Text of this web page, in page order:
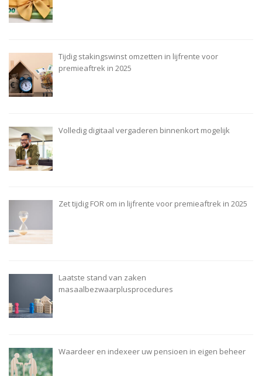
Tijdig stakingswinst omzetten in lijfrente voor
premieaftrek in 2025
Volledig digitaal vergaderen binnenkort mogelijk
Zet tijdig FOR om in lijfrente voor premieaftrek in 2025
Laatste stand van zaken
masaalbezwaarplusprocedures
Waardeer en indexeer uw pensioen in eigen beheer